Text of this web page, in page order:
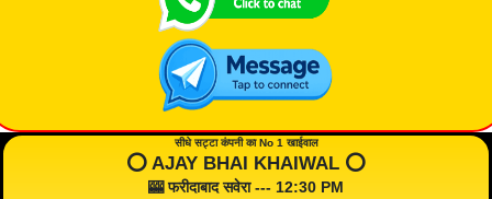
सीधे सट्टा कंपनी का No 1 खाईवाल
⭕️ AJAY BHAI KHAIWAL ⭕️
🎰 फरीदाबाद सवेरा --- 12:30 PM